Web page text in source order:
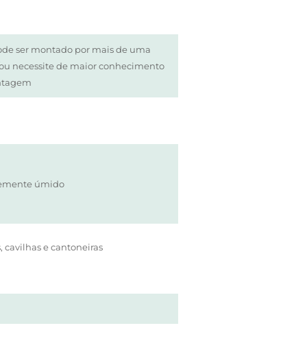
ser montado por mais de uma
necessite de maior conhecimento
úmido
cavilhas e cantoneiras